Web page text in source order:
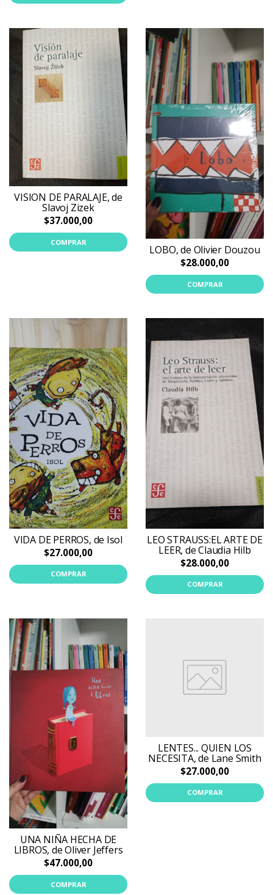
VISION DE PARALAJE, de
Slavoj Zizek
$37.000,00
COMPRAR
LOBO, de Olivier Douzou
$28.000,00
COMPRAR
VIDA DE PERROS, de Isol
$27.000,00
COMPRAR
LEO STRAUSS:EL ARTE DE
LEER, de Claudia Hilb
$28.000,00
COMPRAR
UNA NIÑA HECHA DE
LIBROS, de Oliver Jeffers
$47.000,00
COMPRAR
LENTES... QUIEN LOS
NECESITA, de Lane Smith
$27.000,00
COMPRAR